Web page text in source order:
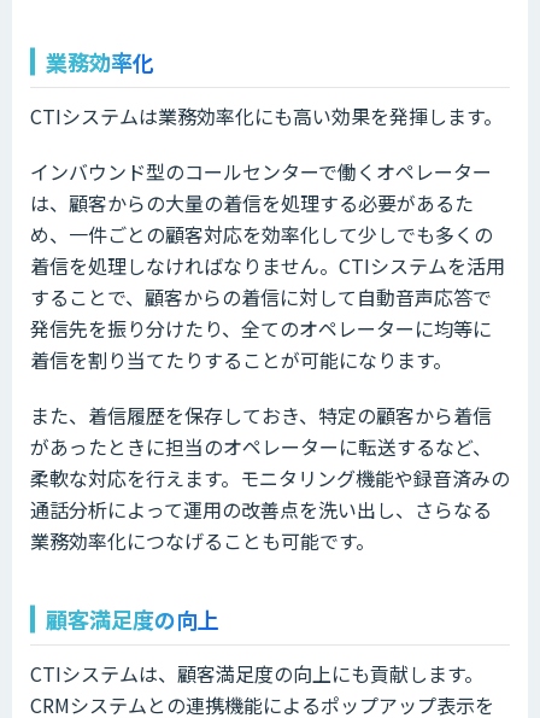
業務効率化
CTIシステムは業務効率化にも高い効果を発揮します。
インバウンド型のコールセンターで働くオペレーター
は、顧客からの大量の着信を処理する必要があるた
め、一件ごとの顧客対応を効率化して少しでも多くの
着信を処理しなければなりません。CTIシステムを活用
することで、顧客からの着信に対して自動音声応答で
発信先を振り分けたり、全てのオペレーターに均等に
着信を割り当てたりすることが可能になります。
また、着信履歴を保存しておき、特定の顧客から着信
があったときに担当のオペレーターに転送するなど、
柔軟な対応を行えます。モニタリング機能や録音済みの
通話分析によって運用の改善点を洗い出し、さらなる
業務効率化につなげることも可能です。
顧客満足度の向上
CTIシステムは、顧客満足度の向上にも貢献します。
CRMシステムとの連携機能によるポップアップ表示を